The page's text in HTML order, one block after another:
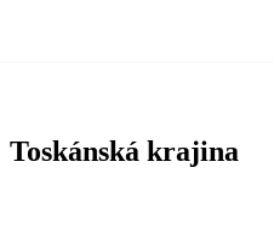
Toskánská krajina